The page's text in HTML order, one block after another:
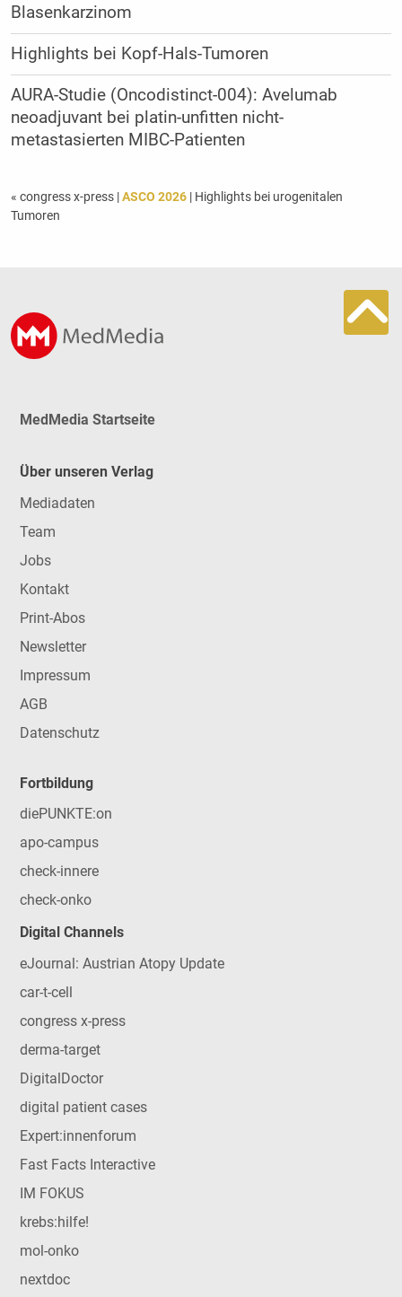
Blasenkarzinom
Highlights bei Kopf-Hals-Tumoren
AURA-Studie (Oncodistinct-004): Avelumab
neoadjuvant bei platin-unfitten nicht-
metastasierten MIBC-Patienten
« congress x-press |ASCO 2026| Highlights bei urogenitalen
Tumoren
MedMedia Startseite
Über unseren Verlag
Mediadaten
Team
Jobs
Kontakt
Print-Abos
Newsletter
Impressum
AGB
Datenschutz
Fortbildung
diePUNKTE:on
apo-campus
check-innere
check-onko
Digital Channels
eJournal: Austrian Atopy Update
car-t-cell
congress x-press
derma-target
DigitalDoctor
digital patient cases
Expert:innenforum
Fast Facts Interactive
IM FOKUS
krebs:hilfe!
mol-onko
nextdoc